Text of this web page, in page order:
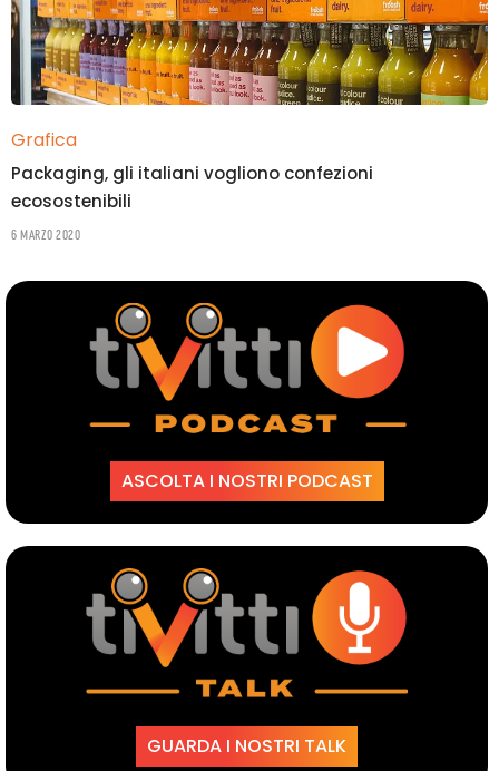
Grafica
Packaging, gli italiani vogliono confezioni
ecosostenibili
6 Marzo 2020
ASCOLTA I NOSTRI PODCAST
GUARDA I NOSTRI TALK